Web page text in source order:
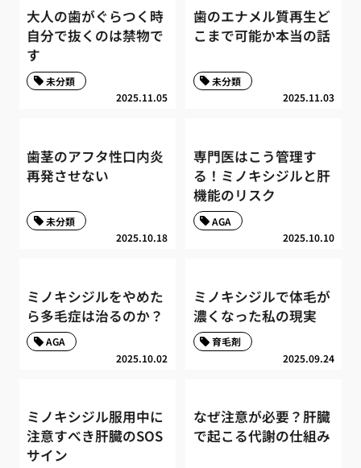
大人の歯がぐらつく時
自分で抜くのは禁物で
す
2025.11.05
未分類
歯のエナメル質再生ど
こまで可能か本当の話
2025.11.03
未分類
歯茎のアフタ性口内炎
再発させない
2025.10.18
未分類
専門医はこう管理す
る！ミノキシジルと肝
機能のリスク
2025.10.10
AGA
ミノキシジルをやめた
ら多毛症は治るのか？
2025.10.02
AGA
ミノキシジルで体毛が
濃くなった私の現実
2025.09.24
育毛剤
ミノキシジル服用中に
注意すべき肝臓のSOS
サイン
なぜ注意が必要？肝臓
で起こる代謝の仕組み